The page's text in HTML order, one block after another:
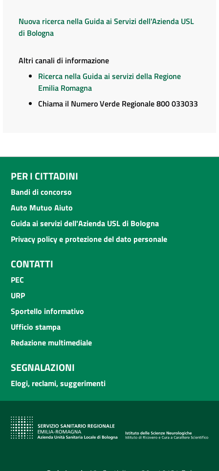
Nuova ricerca nella Guida ai Servizi dell'Azienda USL
di Bologna
Altri canali di informazione
Ricerca nella Guida ai servizi della Regione
Emilia Romagna
Chiama il Numero Verde Regionale 800 033033
PER I CITTADINI
Bandi di concorso
Auto Mutuo Aiuto
Guida ai servizi dell'Azienda USL di Bologna
Privacy policy e protezione del dato personale
CONTATTI
PEC
URP
Sportello informativo
Ufficio stampa
Redazione multimediale
SEGNALAZIONI
Elogi, reclami, suggerimenti